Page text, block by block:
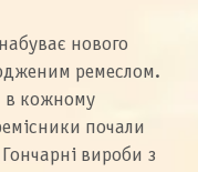
нового
ремеслом.
в кожному
почали
вироби з